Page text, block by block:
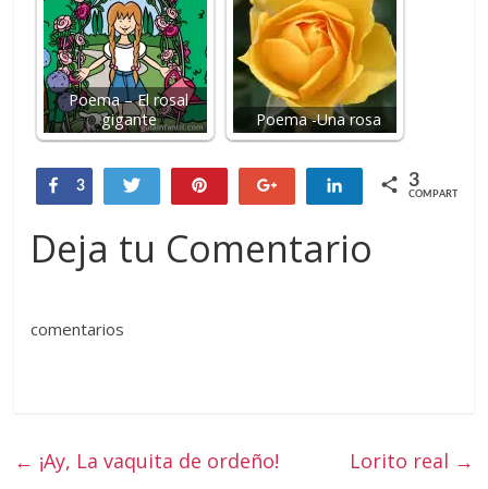
Poema – El rosal
gigante
Poema -Una rosa
Compartir
3 Twittear Compartir
3
COMPARTIR
Deja tu Comentario
comentarios
← ¡Ay, La vaquita de ordeño! Lorito real →